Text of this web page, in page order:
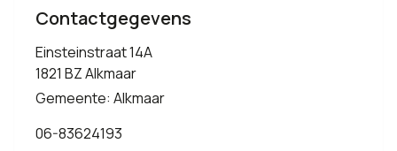
Contactgegevens
Einsteinstraat 14A
1821 BZ Alkmaar
Gemeente: Alkmaar
06-83624193